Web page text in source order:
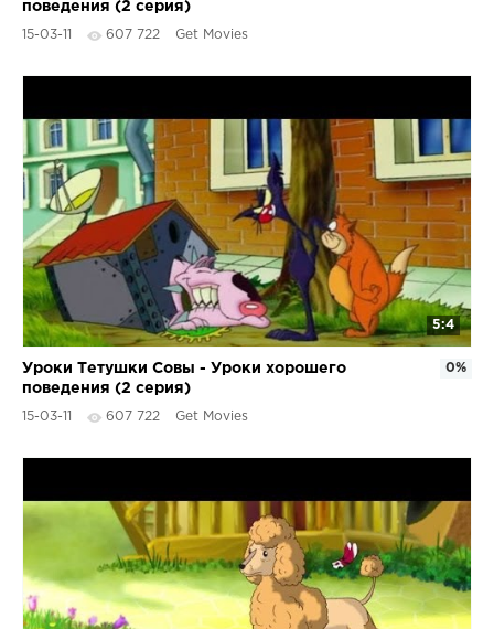
поведения (2 серия)
15-03-11 607 722 Get Movies
5:4
Уроки Тетушки Совы - Уроки хорошего
поведения (2 серия)
15-03-11 607 722 Get Movies
0%